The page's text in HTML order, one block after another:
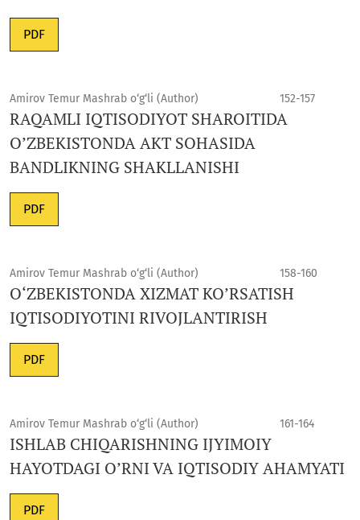
PDF
Amirov Temur Mashrab o‘g‘li (Author) 152-157
RAQAMLI IQTISODIYOT SHAROITIDA
O’ZBEKISTONDA AKT SOHASIDA
BANDLIKNING SHAKLLANISHI
PDF
Amirov Temur Mashrab o‘g‘li (Author) 158-160
O‘ZBEKISTONDA XIZMAT KO’RSATISH
IQTISODIYOTINI RIVOJLANTIRISH
PDF
Amirov Temur Mashrab o‘g‘li (Author) 161-164
ISHLAB CHIQARISHNING IJYIMOIY
HAYOTDAGI O’RNI VA IQTISODIY AHAMYATI
PDF